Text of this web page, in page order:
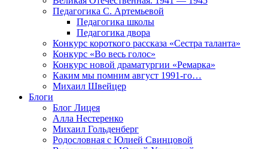
Педагогика С. Артемьевой
Педагогика школы
Педагогика двора
Конкурс короткого рассказа «Сестра таланта»
Конкурс «Во весь голос»
Конкурс новой драматургии «Ремарка»
Каким мы помним август 1991-го…
Михаил Швейцер
Блоги
Блог Лицея
Алла Нестеренко
Михаил Гольденберг
Родословная с Юлией Свинцовой